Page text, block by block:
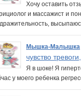
Хочу оставить
и массажист и
Мышка-Малышка
чувство
Я в шоке! Я
у моего ребенка